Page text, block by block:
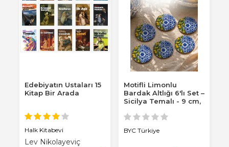
Edebiyatın Ustaları 15
Kitap Bir Arada
Halk Kitabevi
Lev Nikolayeviç
Motifli Limonlu
Bardak Altlığı 6'lı Set –
Sicilya Temalı - 9 cm,
BYC Türkiye